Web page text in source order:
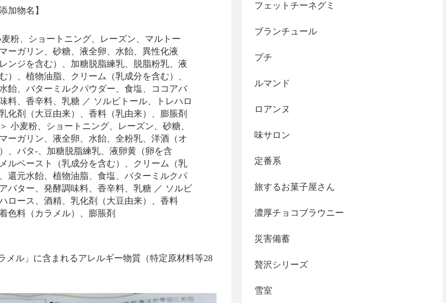
加物名】
粉、ショートニング、レーズン、マルトー
ーガリン、砂糖、液全卵、水飴、異性化液
ンジを含む）、加糖脱脂練乳、脱脂粉乳、液
）、植物油脂、クリーム（乳成分を含む）、
飴、バターミルクパウダー、食塩、ココアバ
料、香辛料、乳糖 ／ ソルビトール、トレハロ
化剤（大豆由来）、香料（乳由来）、膨脹剤
小麦粉、ショートニング、レーズン、砂糖、
ーガリン、液全卵、水飴、全粉乳、洋酒（オ
、バタ-、加糖脱脂練乳、液卵黄（卵を含
ルペースト（乳成分を含む）、クリーム（乳
還元水飴、植物油脂、食塩、バターミルクパ
バター、発酵調味料、香辛料、乳糖 ／ ソルビ
ロース、酒精、乳化剤（大豆由来）、香料
色料（カラメル）、膨脹剤
ル」に含まれるアレルギー物質（特定原材料等28
フェットチーネグミ
ブランチュール
プチ
ルマンド
ロアンヌ
味サロン
定番系
旅するお菓子屋さん
濃厚チョコブラウニー
災害備蓄
贅沢シリーズ
雪室